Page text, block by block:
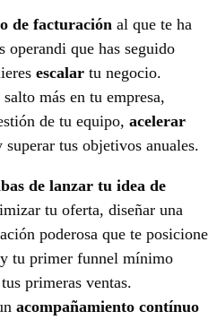
de facturación al que te ha
operandi que has seguido
escalar tu negocio.
más en tu empresa,
de tu equipo, acelerar
superar tus objetivos anuales.
de lanzar tu idea de
tu oferta, diseñar una
poderosa que te posicione
tu primer funnel mínimo
primeras ventas.
acompañamiento contínuo